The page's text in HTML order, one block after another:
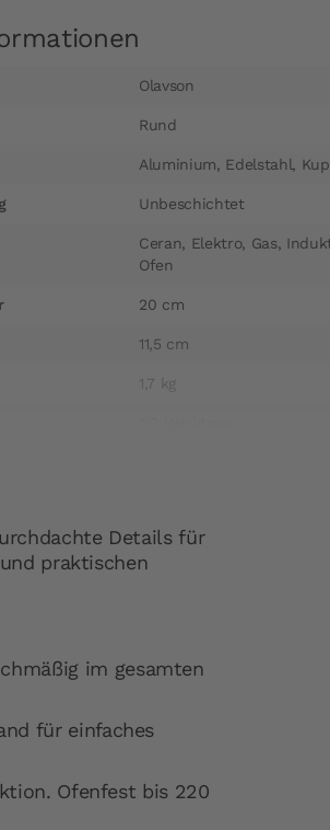
Olavson
Rund
Aluminium, Edelstahl,
Unbeschichtet
Ceran, Elektro, Gas,
Ofen
20 cm
11,5 cm
1,7 kg
Merowingerplatz 1, 40225
Details für
praktischen
im gesamten
für einfaches
Ofenfest bis 220